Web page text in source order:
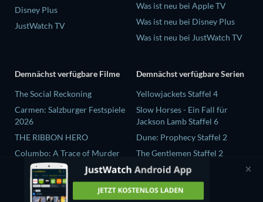
Disney Plus
JustWatch TV
Was ist neu bei Apple TV
Was ist neu bei Disney Plus
Was ist neu bei JustWatch TV
Demnächst verfügbare Filme
The Social Reckoning
Carmen: Salzburger Festspiele
2026
THE RIBBON HERO
Columbo: A Trace of Murder
Jean-Paul Goude : le voleur de
couleurs
Demnächst verfügbare Serien
Yellowjackets Staffel 4
Slow Horses - Ein Fall für
Jackson Lamb Staffel 6
Dune: Prophecy Staffel 2
The Gentlemen Staffel 2
Love Is Blind: UK Staffel 3